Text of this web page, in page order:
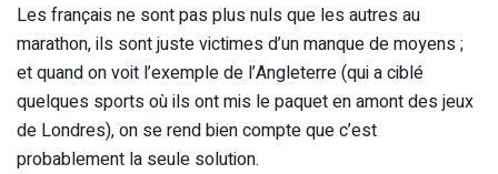
Les français ne sont pas plus nuls que les autres au
marathon, ils sont juste victimes d’un manque de moyens ;
et quand on voit l’exemple de l’Angleterre (qui a ciblé
quelques sports où ils ont mis le paquet en amont des jeux
de Londres), on se rend bien compte que c’est
probablement la seule solution.